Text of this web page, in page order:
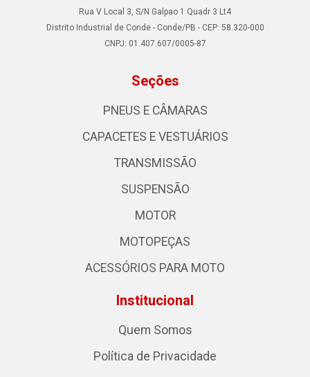
Rua V Local 3, S/N Galpao 1 Quadr 3 Lt4
Distrito Industrial de Conde - Conde/PB - CEP: 58.320-000
CNPJ: 01.407.607/0005-87
Seções
PNEUS E CÂMARAS
CAPACETES E VESTUÁRIOS
TRANSMISSÃO
SUSPENSÃO
MOTOR
MOTOPEÇAS
ACESSÓRIOS PARA MOTO
Institucional
Quem Somos
Política de Privacidade